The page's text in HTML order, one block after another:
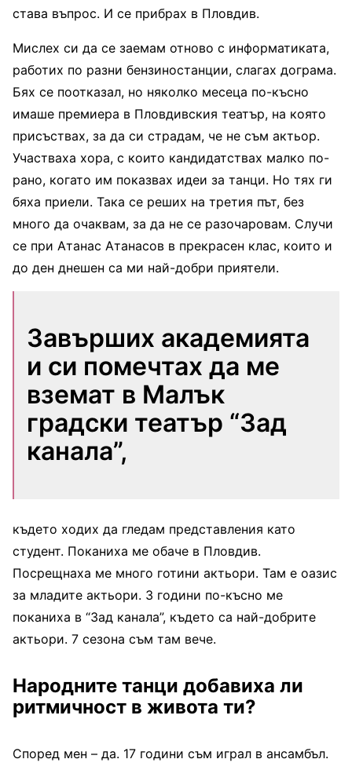
става въпрос. И се прибрах в Пловдив.
Мислех си да се заемам отново с информатиката,
работих по разни бензиностанции, слагах дограма.
Бях се поотказал, но няколко месеца по-късно
имаше премиера в Пловдивския театър, на която
присъствах, за да си страдам, че не съм актьор.
Участваха хора, с които кандидатствах малко по-
рано, когато им показвах идеи за танци. Но тях ги
бяха приели. Така се реших на третия път, без
много да очаквам, за да не се разочаровам. Случи
се при Атанас Атанасов в прекрасен клас, които и
до ден днешен са ми най-добри приятели.
Завърших академията
и си помечтах да ме
вземат в Малък
градски театър “Зад
канала”,
където ходих да гледам представления като
студент. Поканиха ме обаче в Пловдив.
Посрещнаха ме много готини актьори. Там е оазис
за младите актьори. 3 години по-късно ме
поканиха в “Зад канала”, където са най-добрите
актьори. 7 сезона съм там вече.
Народните танци добавиха ли
ритмичност в живота ти?
Според мен – да. 17 години съм играл в ансамбъл.